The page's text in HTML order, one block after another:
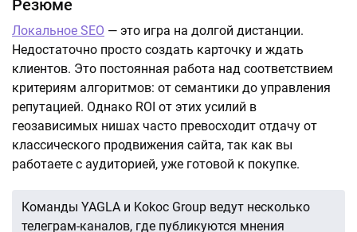
Резюме
Локальное SEO — это игра на долгой дистанции.
Недостаточно просто создать карточку и ждать
клиентов. Это постоянная работа над соответствием
критериям алгоритмов: от семантики до управления
репутацией. Однако ROI от этих усилий в
геозависимых нишах часто превосходит отдачу от
классического продвижения сайта, так как вы
работаете с аудиторией, уже готовой к покупке.
Команды YAGLA и Kokoc Group ведут несколько
телеграм-каналов, где публикуются мнения